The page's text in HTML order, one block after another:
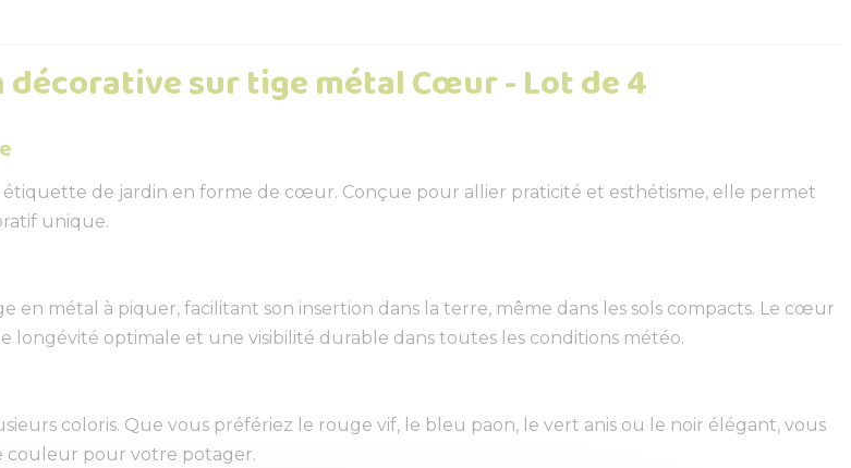
sur tige métal Cœur - Lot de 4
de jardin en forme de cœur. Conçue pour allier praticité et esthétisme, elle permet
unique.
métal à piquer, facilitant son insertion dans la terre, même dans les sols compacts. Le cœur
longévité optimale et une visibilité durable dans toutes les conditions météo.
coloris. Que vous préfériez le rouge vif, le bleu paon, le vert anis ou le noir élégant, vous
couleur pour votre potager.